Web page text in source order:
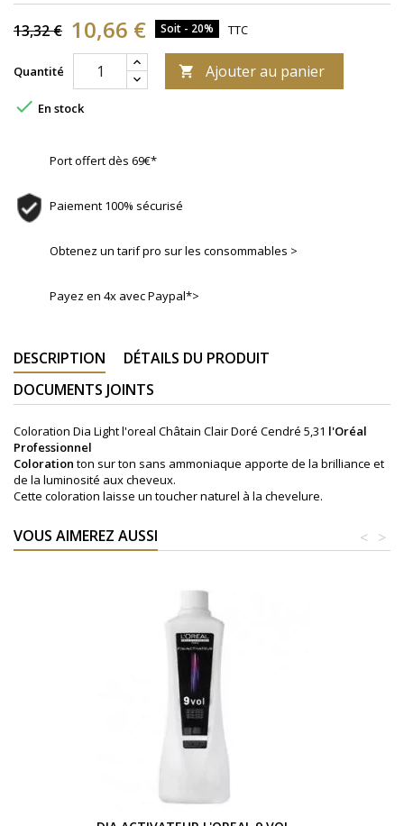
13,32 € 10,66 € Soit - 20% TTC
Quantité  Ajouter au panier
 En stock
Port offert dès 69€*
Paiement 100% sécurisé
Obtenez un tarif pro sur les consommables >
Payez en 4x avec Paypal*>
DESCRIPTION
DÉTAILS DU PRODUIT
DOCUMENTS JOINTS
Coloration Dia Light l'oreal Châtain Clair Doré Cendré 5,31 l'Oréal
Professionnel
Coloration ton sur ton sans ammoniaque apporte de la brilliance et
de la luminosité aux cheveux.
Cette coloration laisse un toucher naturel à la chevelure.
VOUS AIMEREZ AUSSI >
<